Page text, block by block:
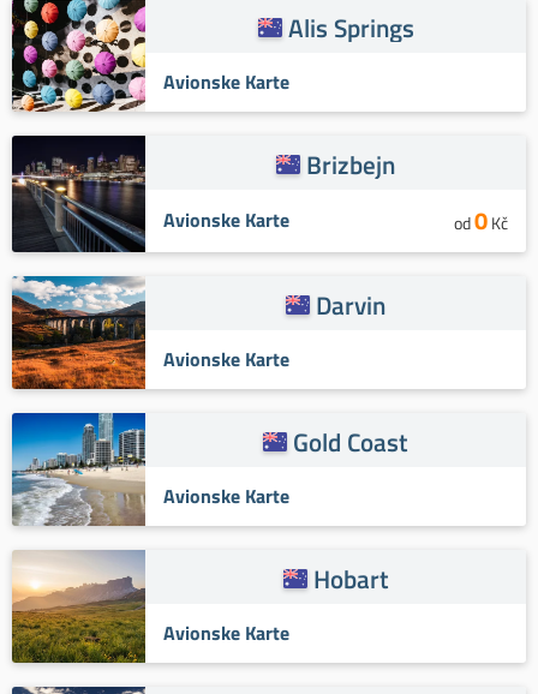
Alis Springs
Avionske Karte
Brizbejn
Avionske Karte od0Kč
Darvin
Avionske Karte
Gold Coast
Avionske Karte
Hobart
Avionske Karte